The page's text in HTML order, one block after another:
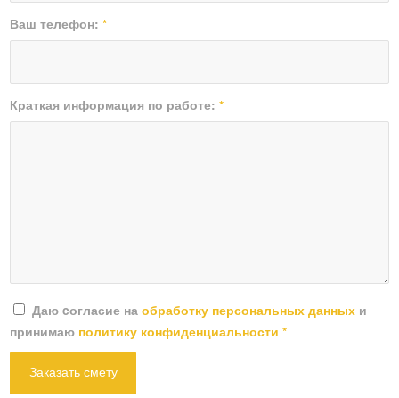
Ваш телефон:*
Краткая информация по работе:*
Даю cогласие наобработку персональных данных и
принимаю политику конфиденциальности *